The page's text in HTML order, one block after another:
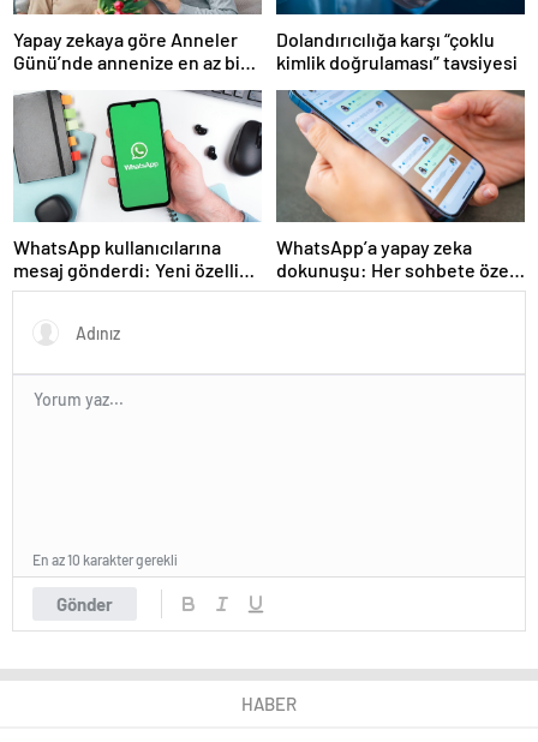
Yapay zekaya göre Anneler
Günü’nde annenize en az bir
hediye!
Dolandırıcılığa karşı “çoklu
kimlik doğrulaması” tavsiyesi
WhatsApp kullanıcılarına
mesaj gönderdi: Yeni özellik
tanımlandı
WhatsApp’a yapay zeka
dokunuşu: Her sohbete özel
olacak
Gönder
En az 10 karakter gerekli
HABER